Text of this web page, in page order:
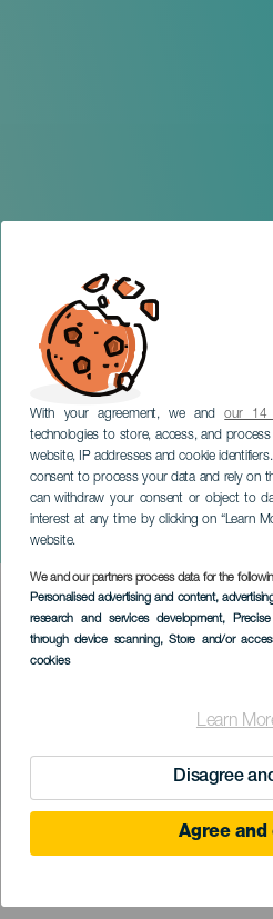
With your agreement, we andour 14
technologies to store, access, and
website, IP addresses and cookie
consent to process your data and rely on
can withdraw your consent or object to
interest at any time by clicking on “Learn
website.
We and our partners process data for the
Personalised advertising and content,
research and services development,
through device scanning, Store and/or
cookies
Learn
Disagree
Agree and
Tenique
Carneiro
LANZAROTE
Imagen
Listado